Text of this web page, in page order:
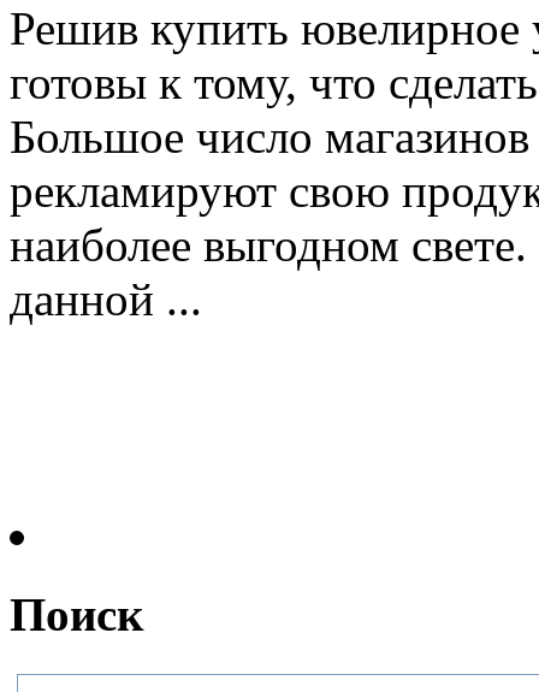
Решив купить ювелирное
готовы к тому, что
Большое число
рекламируют свою
наиболее выгодном
данной ...
Поиск